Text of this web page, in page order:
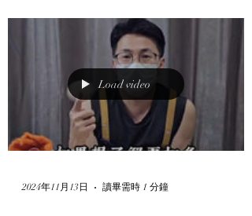
Load video
2024年11月13日 讀畢需時 1 分鐘